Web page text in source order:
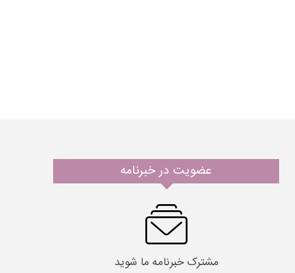
عضویت در خبرنامه
مشترک خبرنامه ما شوید